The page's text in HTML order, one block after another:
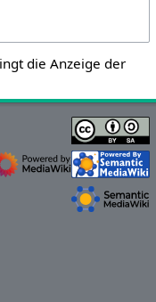
die Anzeige der